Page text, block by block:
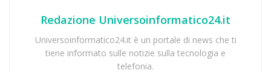
Redazione Universoinformatico24.it
Universoinformatico24.it è un portale di news che ti
tiene informato sulle notizie sulla tecnologia e
telefonia.